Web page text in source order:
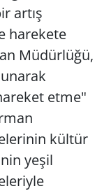
artış
harekete
Müdürlüğü,
etme"
kültür
yeşil